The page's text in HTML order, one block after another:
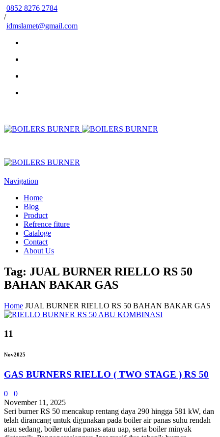
0852 8276 2784
/
idmslamet@gmail.com
Navigation
Home
Blog
Product
Refrence fiture
Cataloge
Contact
About Us
Tag: JUAL BURNER RIELLO RS 50
BAHAN BAKAR GAS
Home JUAL BURNER RIELLO RS 50 BAHAN BAKAR GAS
11
Nov2025
GAS BURNERS RIELLO ( TWO STAGE ) RS 50
0
0
November 11, 2025
Seri burner RS 50 ​​mencakup rentang daya 290 hingga 581 kW, dan
telah dirancang untuk digunakan pada boiler air panas suhu rendah
atau sedang, boiler udara panas atau uap, serta boiler minyak